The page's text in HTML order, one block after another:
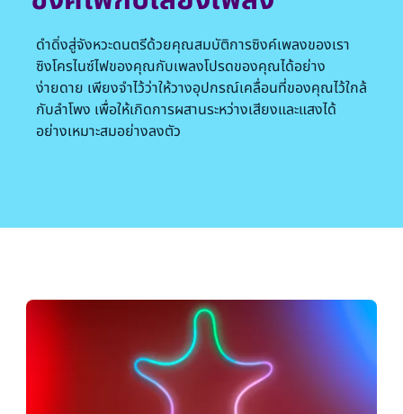
ดำดิ่งสู่จังหวะดนตรีด้วยคุณสมบัติการซิงค์เพลงของเรา
ซิงโครไนซ์ไฟของคุณกับเพลงโปรดของคุณได้อย่าง
ง่ายดาย เพียงจำไว้ว่าให้วางอุปกรณ์เคลื่อนที่ของคุณไว้ใกล้
กับลำโพง เพื่อให้เกิดการผสานระหว่างเสียงและแสงได้
อย่างเหมาะสมอย่างลงตัว